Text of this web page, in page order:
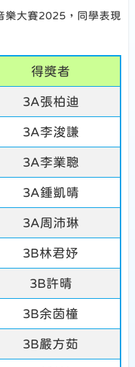
樂大賽2025，同學表現
得獎者
3A張柏迪
3A李浚謙
3A李業聰
3A鍾凱晴
3A周沛琳
3B林君妤
3B許晴
3B余茵橦
3B嚴方茹